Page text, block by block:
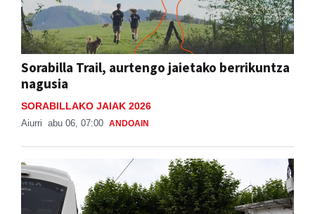
Sorabilla Trail, aurtengo jaietako berrikuntza
nagusia
SORABILLAKO JAIAK 2026
Aiurri abu 06, 07:00 ANDOAIN